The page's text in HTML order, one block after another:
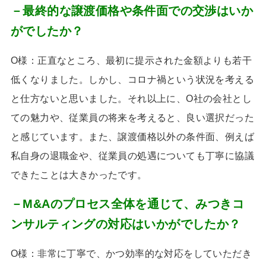
－最終的な譲渡価格や条件面での交渉はいか
がでしたか？
O様：正直なところ、最初に提示された金額よりも若干
低くなりました。しかし、コロナ禍という状況を考える
と仕方ないと思いました。それ以上に、O社の会社とし
ての魅力や、従業員の将来を考えると、良い選択だった
と感じています。また、譲渡価格以外の条件面、例えば
私自身の退職金や、従業員の処遇についても丁寧に協議
できたことは大きかったです。
－M&Aのプロセス全体を通じて、みつきコ
ンサルティングの対応はいかがでしたか？
O様：非常に丁寧で、かつ効率的な対応をしていただき